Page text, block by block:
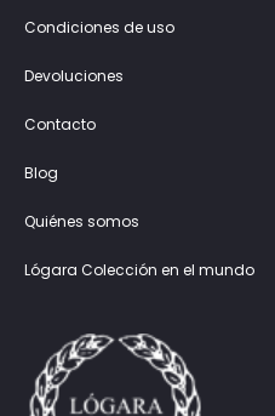
Condiciones de uso
Devoluciones
Contacto
Blog
Quiénes somos
Lógara Colección en el mundo